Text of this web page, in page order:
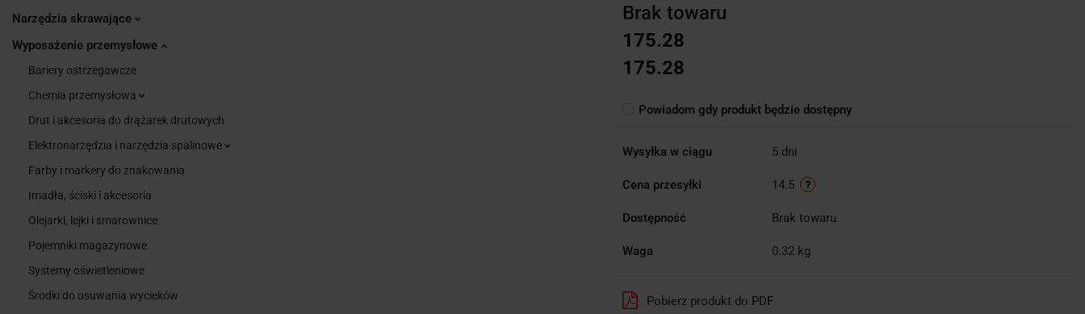
Narzędzia skrawające
Wyposażenie przemysłowe
Bariery ostrzegawcze
Chemia przemysłowa
Drut i akcesoria do drążarek drutowych
Elektronarzędzia i narzędzia spalinowe
Farby i markery do znakowania
Imadła, ściski i akcesoria
Olejarki, lejki i smarownice
Pojemniki magazynowe
Systemy oświetleniowe
Środki do usuwania wycieków
Brak towaru
175.28
175.28
Powiadom gdy produkt będzie dostępny
Wysyłka w ciągu 5 dni
Cena przesyłki 14.5
Dostępność Brak towaru
Waga 0.32 kg
Pobierz produkt do PDF